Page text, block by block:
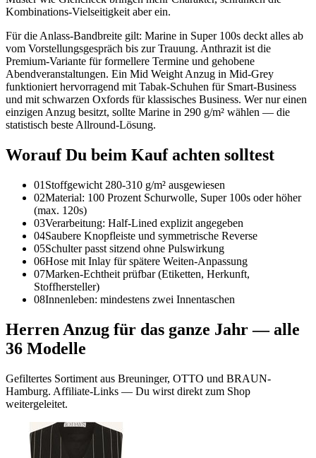
Kombinations-Vielseitigkeit aber ein.
Für die Anlass-Bandbreite gilt: Marine in Super 100s deckt alles ab
vom Vorstellungsgespräch bis zur Trauung. Anthrazit ist die
Premium-Variante für formellere Termine und gehobene
Abendveranstaltungen. Ein Mid Weight Anzug in Mid-Grey
funktioniert hervorragend mit Tabak-Schuhen für Smart-Business
und mit schwarzen Oxfords für klassisches Business. Wer nur einen
einzigen Anzug besitzt, sollte Marine in 290 g/m² wählen — die
statistisch beste Allround-Lösung.
Worauf Du beim Kauf achten solltest
01 Stoffgewicht 280-310 g/m² ausgewiesen
02Material: 100 Prozent Schurwolle, Super 100s oder höher
(max. 120s)
03Verarbeitung: Half-Lined explizit angegeben
04Saubere Knopfleiste und symmetrische Reverse
05Schulter passt sitzend ohne Pulswirkung
06Hose mit Inlay für spätere Weiten-Anpassung
07Marken-Echtheit prüfbar (Etiketten, Herkunft,
Stoffhersteller)
08Innenleben: mindestens zwei Innentaschen
Herren Anzug für das ganze Jahr— alle
36 Modelle
Gefiltertes Sortiment aus Breuninger, OTTO und BRAUN-
Hamburg. Affiliate-Links — Du wirst direkt zum Shop
weitergeleitet.